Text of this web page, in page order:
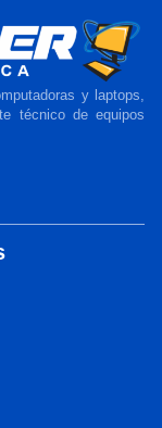
y laptops,
técnico de equipos